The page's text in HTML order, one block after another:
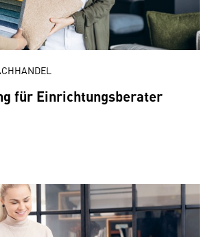
für Einrichtungsberater